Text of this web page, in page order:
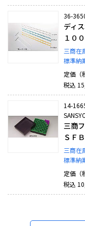
36-
ディ
１０
三商在
標準納
定価（
税込
14-
三商
ＳＦ
三商在
標準納
定価（
税込